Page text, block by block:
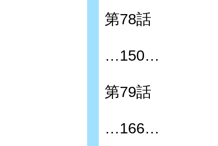
第78話
…150…
第79話
…166…